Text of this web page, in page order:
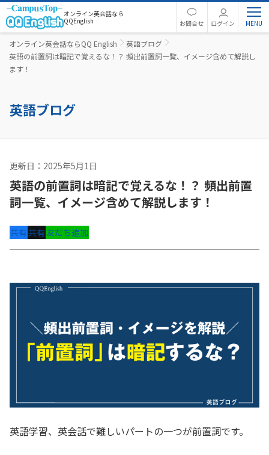
オンライン英会話なら
QQEnglish
お問合せ ログイン
オンライン英会話ならQQ English
英語ブログ
英語の前置詞は暗記で覚えるな！？ 頻出前置詞一覧、イメージ含めて解説し
ます！
英語ブログ
更新日：2025年5月1日
英語の前置詞は暗記で覚えるな！？ 頻出前置
詞一覧、イメージ含めて解説します！
共有共有友だち追加
英語学習、英会話で難しいパートの一つが前置詞です。